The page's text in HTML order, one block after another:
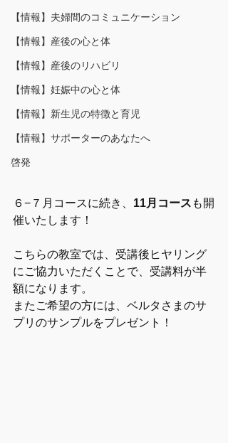
【情報】夫婦間のコミュニケーション
【情報】産後の心と体
【情報】産後のリハビリ
【情報】妊娠中の心と体
【情報】新生児の特徴と育児
【情報】サポーターのあなたへ
啓発
６−７月コースに続き、 11月コース も開
催いたします！
こちらの教室では、受講後ヒヤリング
にご協力いただくことで、受講料が半
額になります。
またご希望の方には、ベルタさまのサ
プリのサンプルをプレゼント！